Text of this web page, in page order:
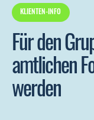
KLIENTEN-INFO
Für den
amtlichen
werden